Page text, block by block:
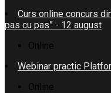
Curs online concurs
pas cu pas” - 12 august
Online
Webinar practic
Online